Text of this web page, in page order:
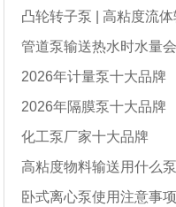
凸轮转子泵 | 高粘度流
管道泵输送热水时水量
2026年计量泵十大品牌
2026年隔膜泵十大品牌
化工泵厂家十大品牌
高粘度物料输送用什么
卧式离心泵使用注意事项